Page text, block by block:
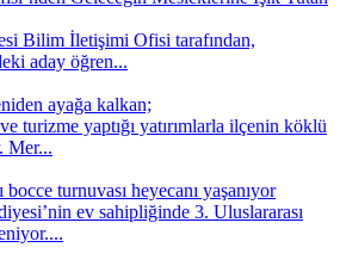
Bilim İletişimi Ofisi tarafından,
aday öğren...
ayağa kalkan;
turizme yaptığı yatırımlarla ilçenin köklü
Mer...
turnuvası heyecanı yaşanıyor
ev sahipliğinde 3. Uluslararası